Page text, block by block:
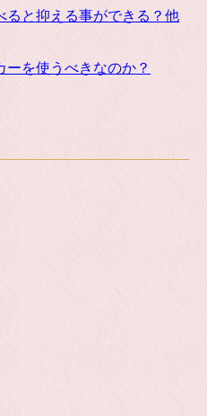
ると抑える事ができる？他
を使うべきなのか？